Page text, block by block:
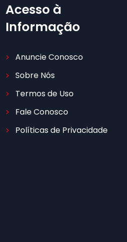
Acesso à
Informação
Anuncie Conosco
Sobre Nós
Termos de Uso
Fale Conosco
Políticas de Privacidade